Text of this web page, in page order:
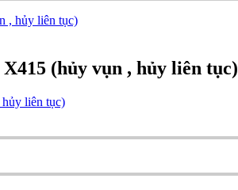
(hủy vụn , hủy liên tục)
liên tục)